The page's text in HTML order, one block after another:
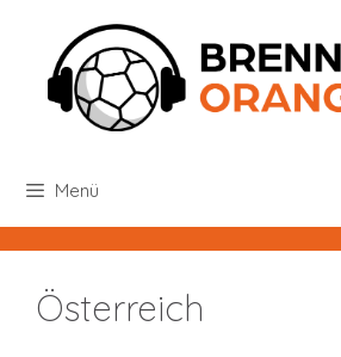
springen
Menü
Österreich